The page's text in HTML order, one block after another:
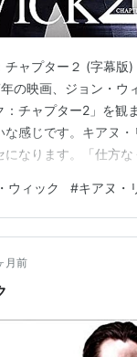
チャプター２ (字幕版)
の映画、ジョン・ウ
：チャプター2」を観
な感じです。キアヌ
なります。「仕方な
て最後にはすんなり
クション、カースタ
ロジアナ肝座りすぎ
中での銃撃戦・地下
いでと思った全員で一
ウィック #キアヌ・
月前